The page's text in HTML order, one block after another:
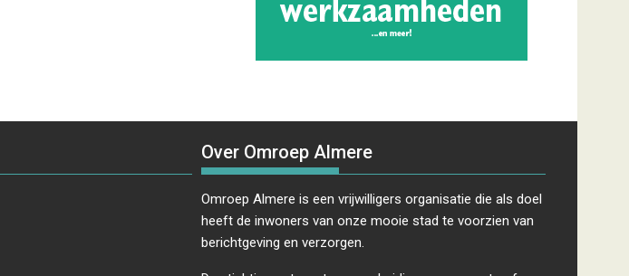
Over Omroep Almere
Omroep Almere is een vrijwilligers organisatie die als doel
heeft de inwoners van onze mooie stad te voorzien van
berichtgeving en verzorgen.